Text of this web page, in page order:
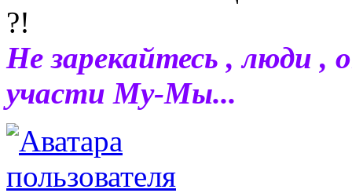
?!
Не зарекайтесь , люди
участи Му-Мы...